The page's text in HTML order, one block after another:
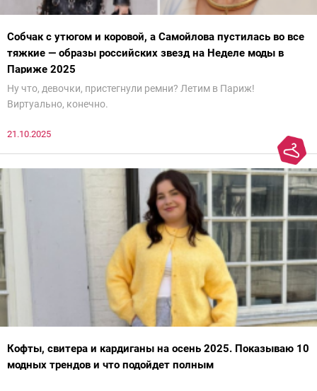
Собчак с утюгом и коровой, а Самойлова пустилась во все
тяжкие — образы российских звезд на Неделе моды в
Париже 2025
Ну что, девочки, пристегнули ремни? Летим в Париж!
Виртуально, конечно.
21.10.2025
Кофты, свитера и кардиганы на осень 2025. Показываю 10
модных трендов и что подойдет полным